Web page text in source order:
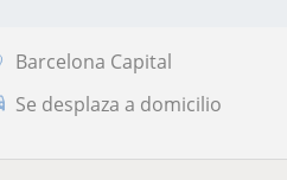
Barcelona Capital
Se desplaza a domicilio